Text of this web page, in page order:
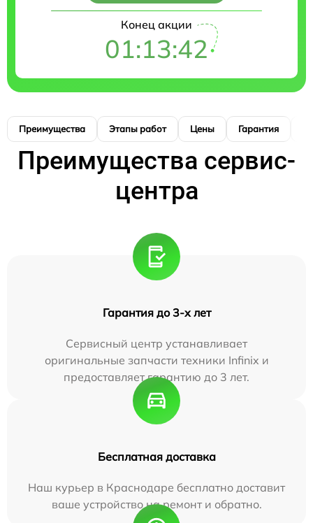
Конец акции
01:13:40
Преимущества Этапы работ Цены Гарантия
Преимущества сервис-
центра
Гарантия до 3-х лет
Сервисный центр устанавливает
оригинальные запчасти техники Infinix и
предоставляет гарантию до 3 лет.
Бесплатная доставка
Наш курьер в Краснодаре бесплатно доставит
ваше устройство на ремонт и обратно.